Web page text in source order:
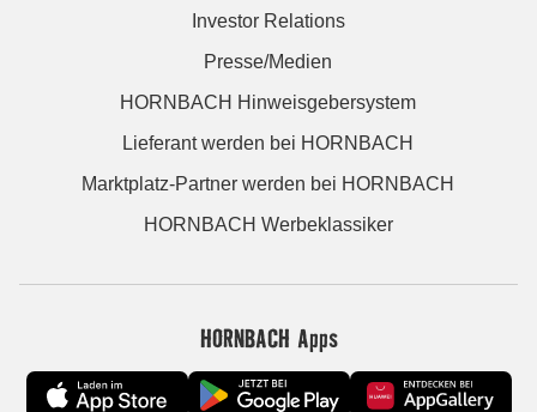
Investor Relations
Presse/Medien
HORNBACH Hinweisgebersystem
Lieferant werden bei HORNBACH
Marktplatz-Partner werden bei HORNBACH
HORNBACH Werbeklassiker
HORNBACH Apps